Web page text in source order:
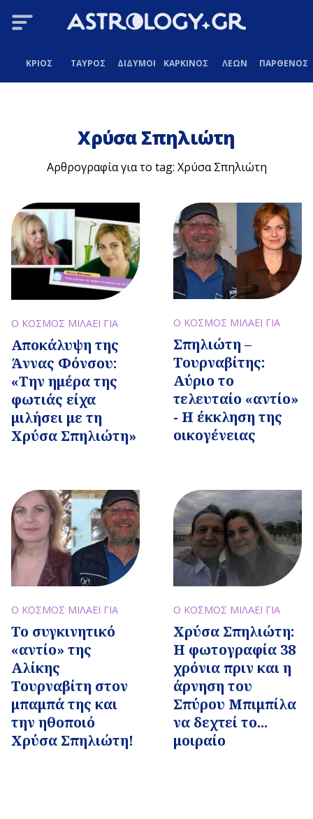
ΚΡΙΟΣ ΤΑΥΡΟΣ ΔΙΔΥΜΟΙ ΚΑΡΚΙΝΟΣ ΛΕΩΝ ΠΑΡΘΕΝΟΣ
Χρύσα Σπηλιώτη
Αρθρογραφία για το tag: Χρύσα Σπηλιώτη
Ο ΚΟΣΜΟΣ ΜΙΛΑΕΙ ΓΙΑ
Αποκάλυψη της
Άννας Φόνσου:
«Την ημέρα της
φωτιάς είχα
μιλήσει με τη
Χρύσα Σπηλιώτη»
Ο ΚΟΣΜΟΣ ΜΙΛΑΕΙ ΓΙΑ
Σπηλιώτη –
Τουρναβίτης:
Αύριο το
τελευταίο «αντίο»
- Η έκκληση της
οικογένειας
Ο ΚΟΣΜΟΣ ΜΙΛΑΕΙ ΓΙΑ
Το συγκινητικό
«αντίο» της
Αλίκης
Τουρναβίτη στον
μπαμπά της και
την ηθοποιό
Χρύσα Σπηλιώτη!
Ο ΚΟΣΜΟΣ ΜΙΛΑΕΙ ΓΙΑ
Χρύσα Σπηλιώτη:
Η φωτογραφία 38
χρόνια πριν και η
άρνηση του
Σπύρου Μπιμπίλα
να δεχτεί το...
μοιραίο